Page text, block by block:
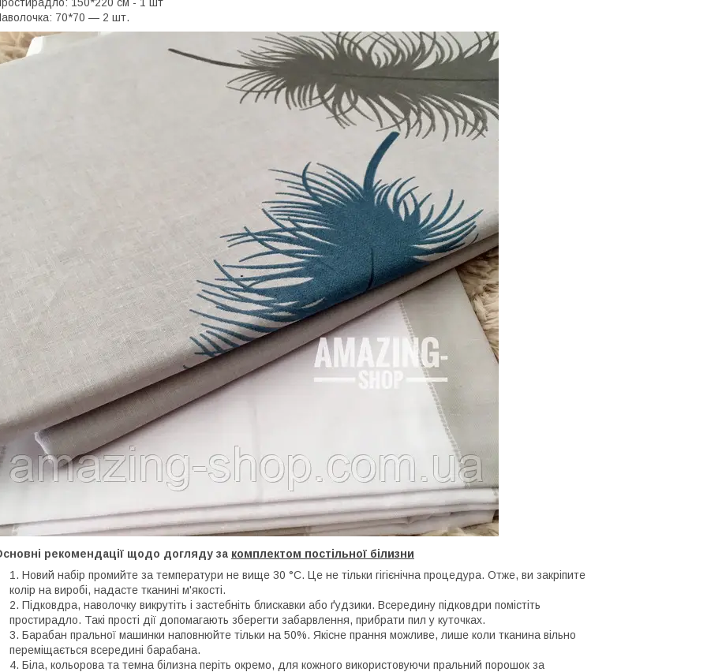
70*70 — 2 шт.
рекомендації щодо догляду за комплектом постільної білизни
Новий набір промийте за температури не вище 30 °C. Це не тільки гігієнічна процедура. Отже, ви закріпите
колір на виробі, надасте тканині м'якості.
Підковдра, наволочку викрутіть і застебніть блискавки або ґудзики. Всередину підковдри помістіть
простирадло. Такі прості дії допомагають зберегти забарвлення, прибрати пил у куточках.
Барабан пральної машинки наповнюйте тільки на 50%. Якісне прання можливе, лише коли тканина вільно
переміщається всередині барабана.
Біла, кольорова та темна білизна періть окремо, для кожного використовуючи пральний порошок за